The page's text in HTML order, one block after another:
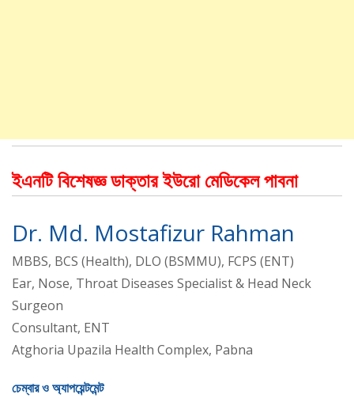
ইএনটি বিশেষজ্ঞ ডাক্তার ইউরো মেডিকেল পাবনা
Dr. Md. Mostafizur Rahman
MBBS, BCS (Health), DLO (BSMMU), FCPS (ENT)
Ear, Nose, Throat Diseases Specialist & Head Neck
Surgeon
Consultant, ENT
Atghoria Upazila Health Complex, Pabna
চেম্বার ও অ্যাপয়েন্টমেন্ট